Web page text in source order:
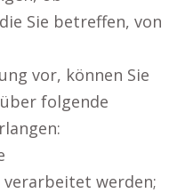
Sie betreffen, von
vor, können Sie
folgende
verarbeitet werden;